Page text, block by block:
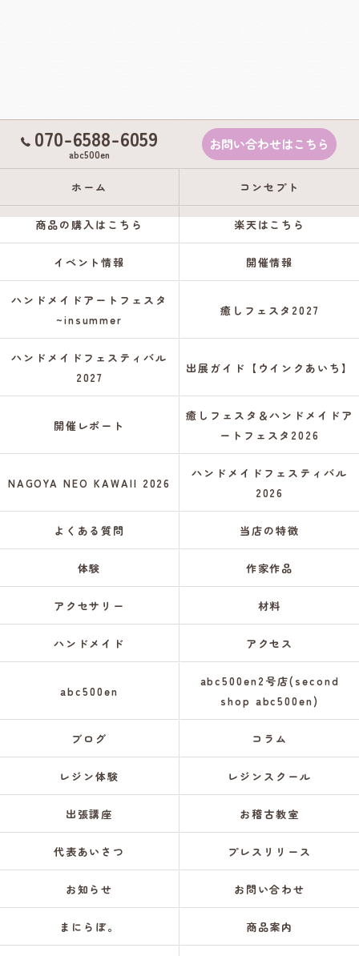
070-6588-6059
abc500en
お問い合わせはこちら
ホーム コンセプト
商品の購入はこちら 楽天はこちら
イベント情報 開催情報
ハンドメイドアートフェスタ
~insummer
癒しフェスタ2027
ハンドメイドフェスティバル
2027
出展ガイド【ウインクあいち】
開催レポート
癒しフェスタ＆ハンドメイドア
ートフェスタ2026
NAGOYA NEO KAWAII 2026
ハンドメイドフェスティバル
2026
よくある質問 当店の特徴
体験 作家作品
アクセサリー 材料
ハンドメイド アクセス
abc500en
abc500en2号店(second
shop abc500en)
ブログ コラム
レジン体験 レジンスクール
出張講座 お稽古教室
代表あいさつ プレスリリース
お知らせ お問い合わせ
まにらぼ。 商品案内